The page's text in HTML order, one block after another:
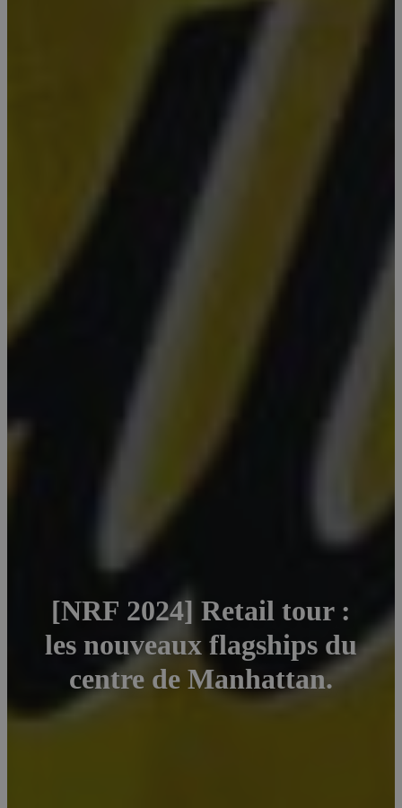
[NRF 2024] Retail tour :
les nouveaux flagships du
centre de Manhattan.